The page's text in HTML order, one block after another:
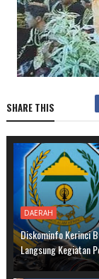
SHARE THIS
DAERAH
Diskominfo Kerinci
Langsung Kegiatan